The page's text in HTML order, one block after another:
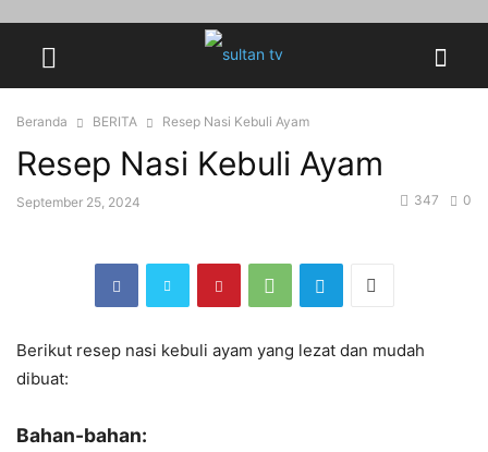
Beranda BERITA Resep Nasi Kebuli Ayam
Resep Nasi Kebuli Ayam
September 25, 2024 0
347
Berikut resep nasi kebuli ayam yang lezat dan mudah
dibuat:
Bahan-bahan: